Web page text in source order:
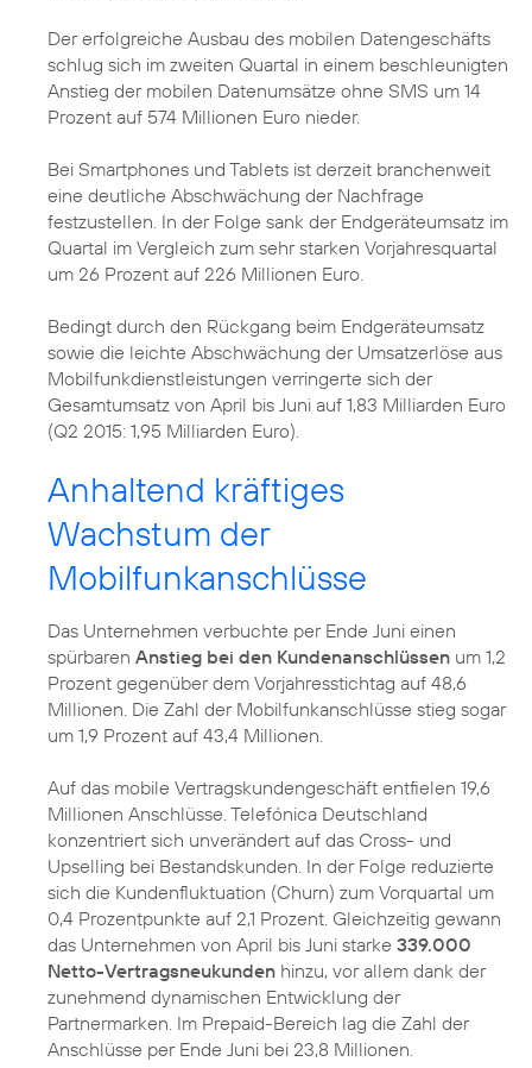
Der erfolgreiche Ausbau des mobilen Datengeschäfts
schlug sich im zweiten Quartal in einem beschleunigten
Anstieg der mobilen Datenumsätze ohne SMS um 14
Prozent auf 574 Millionen Euro nieder.
Bei Smartphones und Tablets ist derzeit branchenweit
eine deutliche Abschwächung der Nachfrage
festzustellen. In der Folge sank der Endgeräteumsatz im
Quartal im Vergleich zum sehr starken Vorjahresquartal
um 26 Prozent auf 226 Millionen Euro.
Bedingt durch den Rückgang beim Endgeräteumsatz
sowie die leichte Abschwächung der Umsatzerlöse aus
Mobilfunkdienstleistungen verringerte sich der
Gesamtumsatz von April bis Juni auf 1,83 Milliarden Euro
(Q2 2015: 1,95 Milliarden Euro).
Anhaltend kräftiges
Wachstum der
Mobilfunkanschlüsse
Das Unternehmen verbuchte per Ende Juni einen
spürbaren Anstieg bei den Kundenanschlüssen um 1,2
Prozent gegenüber dem Vorjahresstichtag auf 48,6
Millionen. Die Zahl der Mobilfunkanschlüsse stieg sogar
um 1,9 Prozent auf 43,4 Millionen.
Auf das mobile Vertragskundengeschäft entfielen 19,6
Millionen Anschlüsse. Telefónica Deutschland
konzentriert sich unverändert auf das Cross- und
Upselling bei Bestandskunden. In der Folge reduzierte
sich die Kundenfluktuation (Churn) zum Vorquartal um
0,4 Prozentpunkte auf 2,1 Prozent. Gleichzeitig gewann
das Unternehmen von April bis Juni starke 339.000
Netto-Vertragsneukunden hinzu, vor allem dank der
zunehmend dynamischen Entwicklung der
Partnermarken. Im Prepaid-Bereich lag die Zahl der
Anschlüsse per Ende Juni bei 23,8 Millionen.